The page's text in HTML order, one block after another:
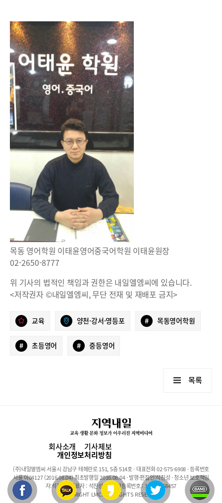
목동 영어학원 이태윤영어중국어학원 이태윤원장
02-2650-8777
위 기사의 법적인 책임과 권한은 내일엘엠씨에 있습니다.
<저작권자 ©내일엘엠씨, 무단 전재 및 재배포 금지>
교육 양천·강서·영등포 # 목동영어학원
# 초등영어 # 중등영어
목록
회사소개 기사제보
개인정보처리방침
(주)내일엘엠씨 서울시 강남구 테헤란로 151, 5층 514호 · 대표전화 02-575-6908 · 등록번호
서울 아04127 (2016.08.04) 최초발행일 2016.08.04 · 발행·편집인:석진성 · 청소년 보호책임
자:석진성 · 대표자 : 석진성 · 사업자등록번호 : 101-86-68457
COPYRIGHT LMC. ALL RIGHTS RESERVED.